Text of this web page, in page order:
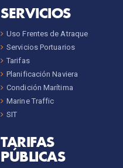
SERVICIOS
Uso Frentes de Atraque
Servicios Portuarios
Tarifas
Planificación Naviera
Condición Marítima
Marine Traffic
SIT
TARIFAS
PÚBLICAS